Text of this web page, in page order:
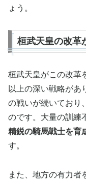
ょう。
桓武天皇の改革
桓武天皇がこの改革
以上の深い戦略があ
の戦いが続いており
のです。大量の訓練
精鋭の騎馬戦士を育
す。
また、地方の有力者